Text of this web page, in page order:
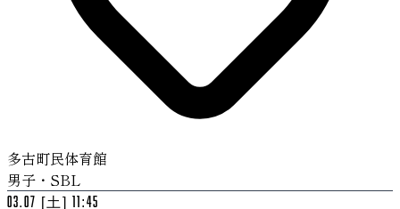
多古町民体育館
男子・SBL
03.07 [土] 11:45